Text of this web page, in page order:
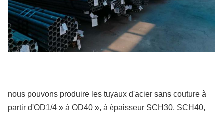
nous pouvons produire les tuyaux d'acier sans couture à
partir d'OD1/4 » à OD40 », à épaisseur SCH30, SCH40,